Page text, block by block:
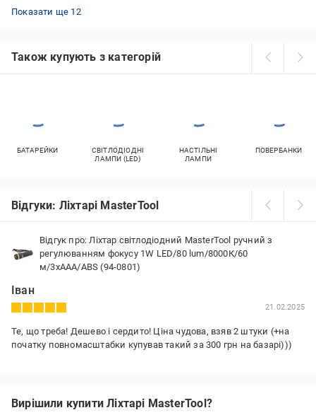
Ліхтарі Bailong кемпінгові
Ліхтарі KNOG велосипедні
Ліхтарі Treker ручні
Ліхтарі Police ручні
Ліхтарі AMiO ручні
Ліхтарі GOODBIKE велосипедні
Ліхтарі Emos налобні
Ліхтарі кемпінгові акумуляторні
Ліхтарі Led Lenser ручні
Ліхтарі MHZ ручні
Ліхтарі Arcas ручні
Ліхтарі Fenix налобні
Показати ще 12
Також купують з категорій
БАТАРЕЙКИ
СВІТЛОДІОДНІ
ЛАМПИ (LED)
НАСТІЛЬНІ
ЛАМПИ
ПОВЕРБАНКИ
Відгуки: Ліхтарі MasterTool
Відгук про: Ліхтар світлодіодний MasterTool ручний з
регулюванням фокусу 1W LED/80 lum/8000К/60
м/3xAAA/ABS (94-0801)
Іван
21.02.2025
Те, що треба! Дешево і сердито! Ціна чудова, взяв 2 штуки (+на
початку повномасштабки купував такий за 300 грн на базарі)))
Вирішили купити Ліхтарі MasterTool?